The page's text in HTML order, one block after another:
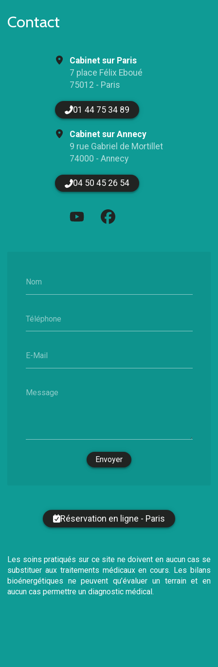
Contact
Nom
Téléphone
E-Mail
Message
Envoyer
Cabinet sur Paris
7 place Félix Eboué
75012 - Paris
01 44 75 34 89
Cabinet sur Annecy
9 rue Gabriel de Mortillet
74000 - Annecy
04 50 45 26 54
Réservation en ligne - Paris
Les soins pratiqués sur ce site ne doivent en aucun cas se
substituer aux traitements médicaux en cours. Les bilans
bioénergétiques ne peuvent qu’évaluer un terrain et en
aucun cas permettre un diagnostic médical.